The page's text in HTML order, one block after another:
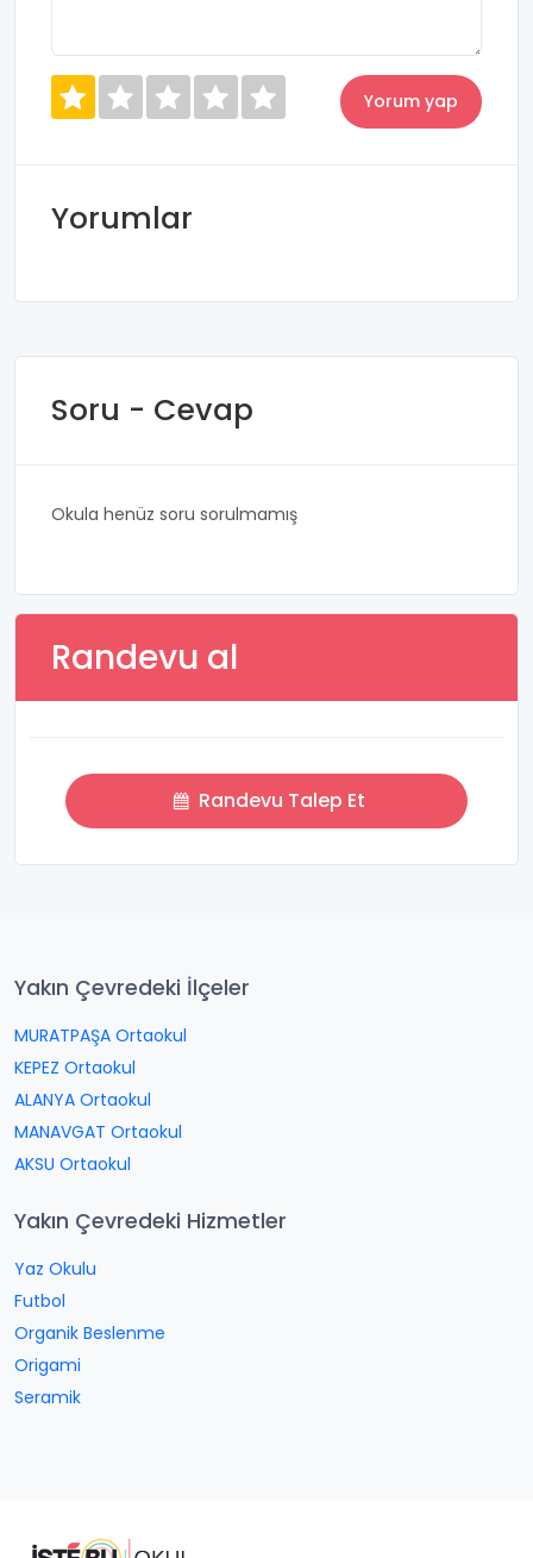
Yorumlar
Soru - Cevap
Okula henüz soru sorulmamış
Randevu al
Randevu Talep Et
Yakın Çevredeki İlçeler
MURATPAŞA Ortaokul
KEPEZ Ortaokul
ALANYA Ortaokul
MANAVGAT Ortaokul
AKSU Ortaokul
Yakın Çevredeki Hizmetler
Yaz Okulu
Futbol
Organik Beslenme
Origami
Seramik